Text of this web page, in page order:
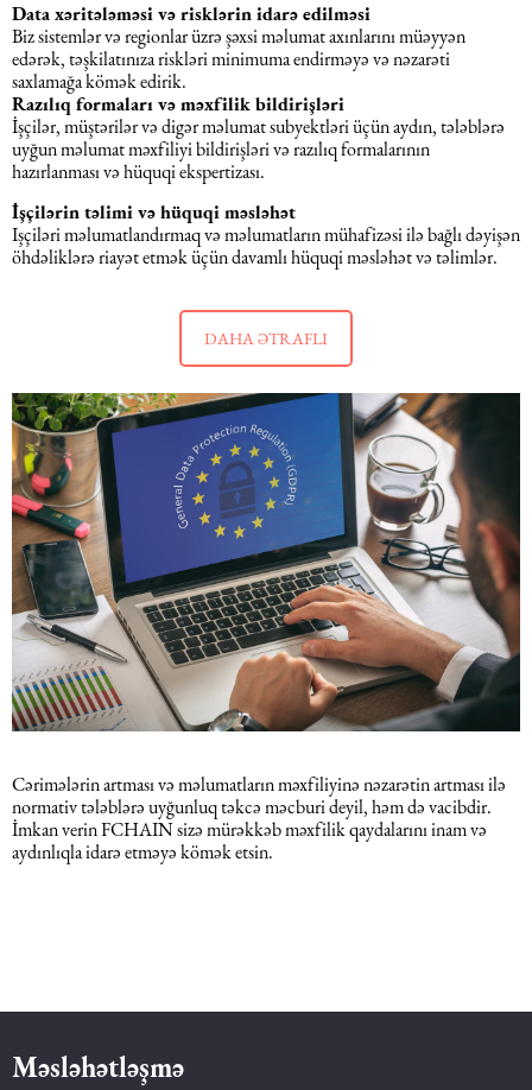
Daşınmaz Əmlak Hüququ
Dəniz hüququ
Turizm hüququ
Data xəritələməsi və risklərin idarə edilməsi
Biz sistemlər və regionlar üzrə şəxsi məlumat axınlarını müəyyən
edərək, təşkilatınıza riskləri minimuma endirməyə və nəzarəti
saxlamağa kömək edirik.
Razılıq formaları və məxfilik bildirişləri
İşçilər, müştərilər və digər məlumat subyektləri üçün aydın, tələblərə
uyğun məlumat məxfiliyi bildirişləri və razılıq formalarının
hazırlanması və hüquqi ekspertizası.
İşçilərin təlimi və hüquqi məsləhət
Işçiləri məlumatlandırmaq və məlumatların mühafizəsi ilə bağlı dəyişən
öhdəliklərə riayət etmək üçün davamlı hüquqi məsləhət və təlimlər.
DAHA ƏTRAFLI
Cərimələrin artması və məlumatların məxfiliyinə nəzarətin artması ilə
normativ tələblərə uyğunluq təkcə məcburi deyil, həm də vacibdir.
İmkan verin FCHAIN sizə mürəkkəb məxfilik qaydalarını inam və
aydınlıqla idarə etməyə kömək etsin.
Məsləhətləşmə